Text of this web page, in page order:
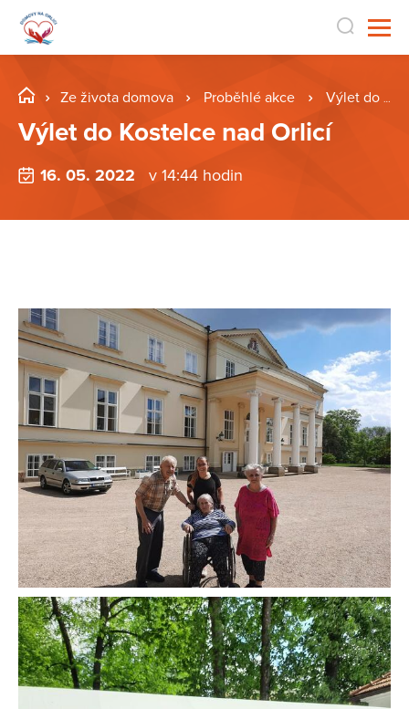
Ze života domova Proběhlé akce Výlet do Kostelce nad Orlicí
Výlet do Kostelce nad Orlicí
16. 05. 2022 v 14:44 hodin